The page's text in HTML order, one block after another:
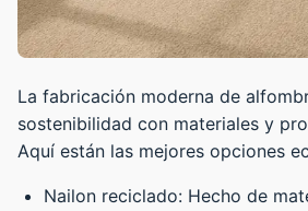
La fabricación moderna de
sostenibilidad con materiales y
Aquí están las mejores opciones
Nailon reciclado: Hecho de